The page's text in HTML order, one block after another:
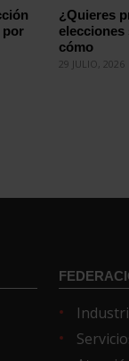
por
¿Quieres
elecciones
cómo
29 JULIO, 2026